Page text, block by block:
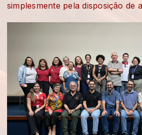
simplesmente pela disposição de